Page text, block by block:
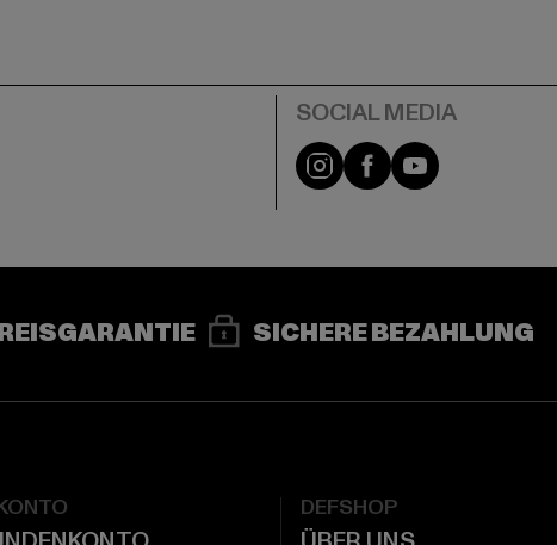
Instagram
FacebookYouTube
SICHERE BEZAHLUNG
DEFSHOP